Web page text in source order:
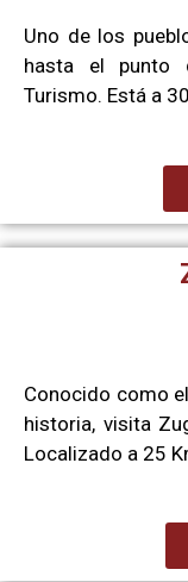
Uno de los
hasta el punto
Turismo. Está a
Conocido como
historia, visita
Localizado a 25